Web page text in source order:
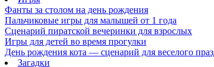
Фанты за столом на день рождения
Пальчиковые игры для малышей от 1 года
Сценарий пиратской вечеринки для взрослых
Игры для детей во время прогулки
День рождения кота — сценарий для веселого
Загадки